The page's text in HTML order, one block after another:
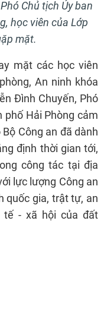
Chủ tịch Ủy ban
học viên của Lớp
mặt.
mặt các học viên
An ninh khóa
Đình Chuyến, Phó
phố Hải Phòng cảm
Công an đã dành
định thời gian tới,
công tác tại địa
lực lượng Công an
quốc gia, trật tự, an
tế - xã hội của đất